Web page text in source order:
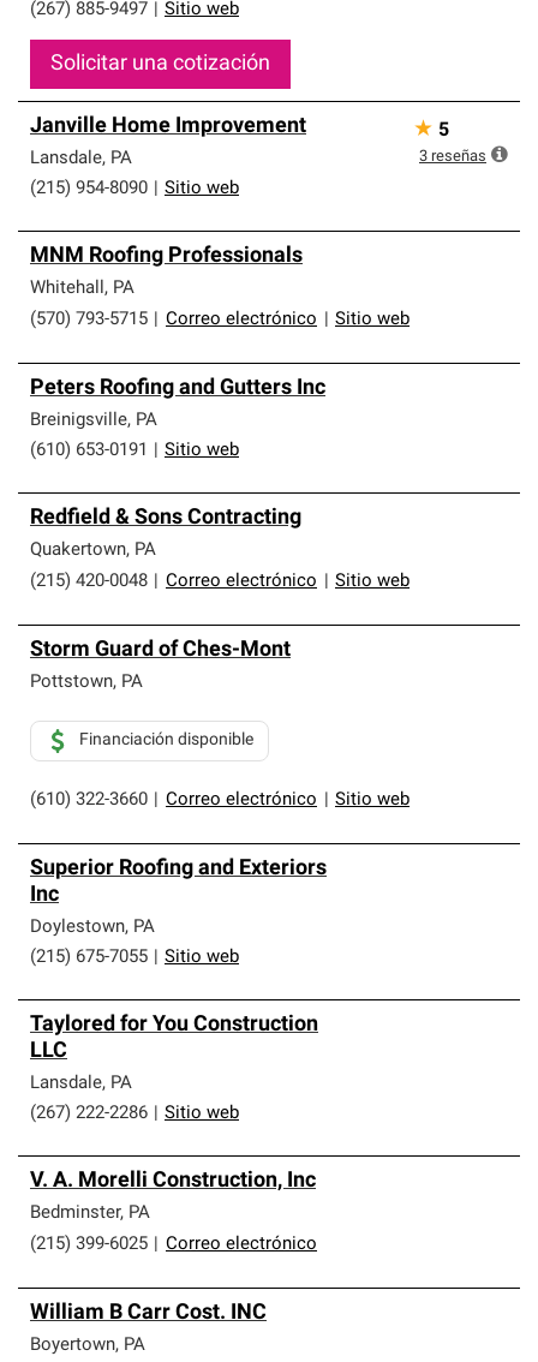
(267) 885-9497
Sitio web
Solicitar una cotización
Janville Home Improvement
Lansdale, PA
(215) 954-8090
Sitio web
★ 5
3 reseñas
MNM Roofing Professionals
Whitehall, PA
(570) 793-5715
Correo electrónico Sitio web
Peters Roofing and Gutters Inc
Breinigsville, PA
(610) 653-0191
Sitio web
Redfield & Sons Contracting
Quakertown, PA
(215) 420-0048
Correo electrónico Sitio web
Storm Guard of Ches-Mont
Pottstown, PA
(610) 322-3660 Correo electrónico Sitio web
Financiación disponible
Superior Roofing and Exteriors
Inc
Doylestown, PA
(215) 675-7055
Sitio web
Taylored for You Construction
LLC
Lansdale, PA
(267) 222-2286
Sitio web
V. A. Morelli Construction, Inc
Bedminster, PA
(215) 399-6025
Correo electrónico
William B Carr Cost. INC
Boyertown, PA